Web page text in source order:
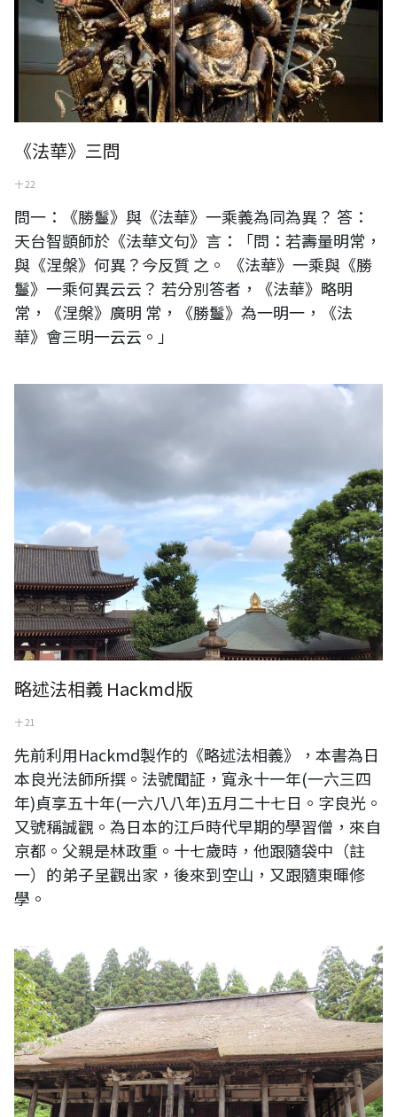
《法華》三問
十 22
問一：《勝鬘》與《法華》一乘義為同為異？ 答：
天台智顗師於《法華文句》言：「問：若壽量明常，
與《涅槃》何異？今反質 之。 《法華》一乘與《勝
鬘》一乘何異云云？ 若分別答者，《法華》略明
常，《涅槃》廣明 常，《勝鬘》為一明一，《法
華》會三明一云云。」
略述法相義 Hackmd版
十 21
先前利用Hackmd製作的《略述法相義》，本書為日
本良光法師所撰。法號聞証，寬永十一年(一六三四
年)貞享五十年(一六八八年)五月二十七日。字良光。
又號稱誠觀。為日本的江戶時代早期的學習僧，來自
京都。父親是林政重。十七歲時，他跟隨袋中（註
一）的弟子呈觀出家，後來到空山，又跟隨東暉修
學。
圖片說明：日本山形縣慈恩寺。